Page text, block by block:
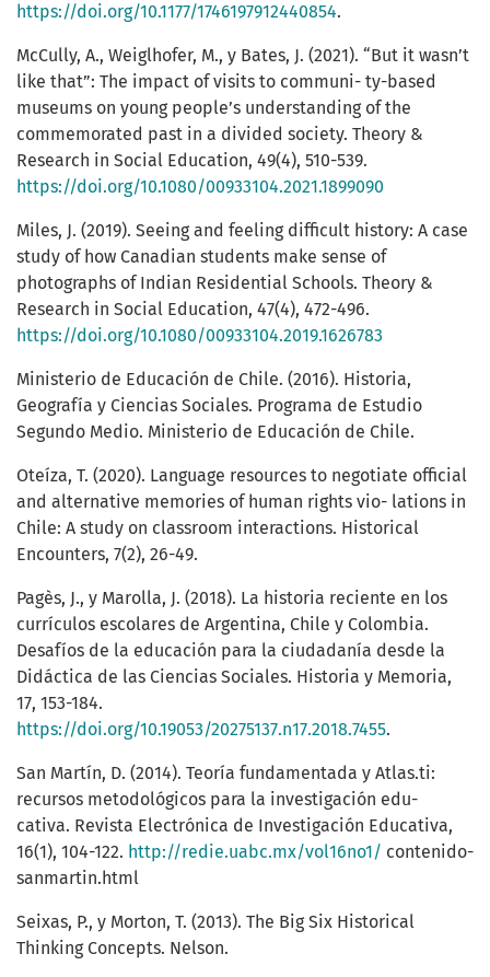
https://doi.org/10.1177/1746197912440854.
McCully, A., Weiglhofer, M., y Bates, J. (2021). “But it wasn’t
like that”: The impact of visits to communi- ty-based
museums on young people’s understanding of the
commemorated past in a divided society. Theory &
Research in Social Education, 49(4), 510-539.
https://doi.org/10.1080/00933104.2021.1899090
Miles, J. (2019). Seeing and feeling difficult history: A case
study of how Canadian students make sense of
photographs of Indian Residential Schools. Theory &
Research in Social Education, 47(4), 472-496.
https://doi.org/10.1080/00933104.2019.1626783
Ministerio de Educación de Chile. (2016). Historia,
Geografía y Ciencias Sociales. Programa de Estudio
Segundo Medio. Ministerio de Educación de Chile.
Oteíza, T. (2020). Language resources to negotiate official
and alternative memories of human rights vio- lations in
Chile: A study on classroom interactions. Historical
Encounters, 7(2), 26-49.
Pagès, J., y Marolla, J. (2018). La historia reciente en los
currículos escolares de Argentina, Chile y Colombia.
Desafíos de la educación para la ciudadanía desde la
Didáctica de las Ciencias Sociales. Historia y Memoria,
17, 153-184.
https://doi.org/10.19053/20275137.n17.2018.7455.
San Martín, D. (2014). Teoría fundamentada y Atlas.ti:
recursos metodológicos para la investigación edu-
cativa. Revista Electrónica de Investigación Educativa,
16(1), 104-122. http://redie.uabc.mx/vol16no1/ contenido-
sanmartin.html
Seixas, P., y Morton, T. (2013). The Big Six Historical
Thinking Concepts. Nelson.